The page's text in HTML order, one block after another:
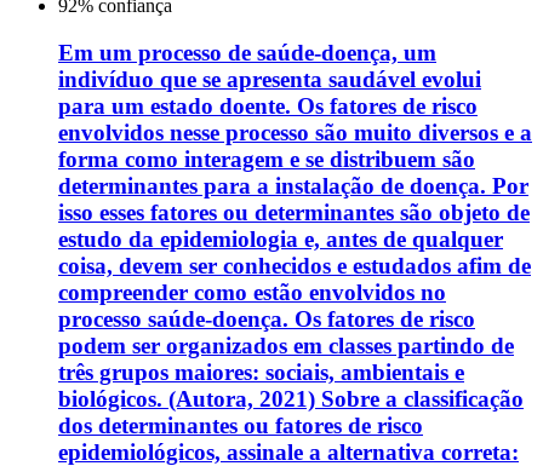
92% confiança
Em um processo de saúde-doença, um
indivíduo que se apresenta saudável evolui
para um estado doente. Os fatores de risco
envolvidos nesse processo são muito diversos e a
forma como interagem e se distribuem são
determinantes para a instalação de doença. Por
isso esses fatores ou determinantes são objeto de
estudo da epidemiologia e, antes de qualquer
coisa, devem ser conhecidos e estudados afim de
compreender como estão envolvidos no
processo saúde-doença. Os fatores de risco
podem ser organizados em classes partindo de
três grupos maiores: sociais, ambientais e
biológicos. (Autora, 2021) Sobre a classificação
dos determinantes ou fatores de risco
epidemiológicos, assinale a alternativa correta: